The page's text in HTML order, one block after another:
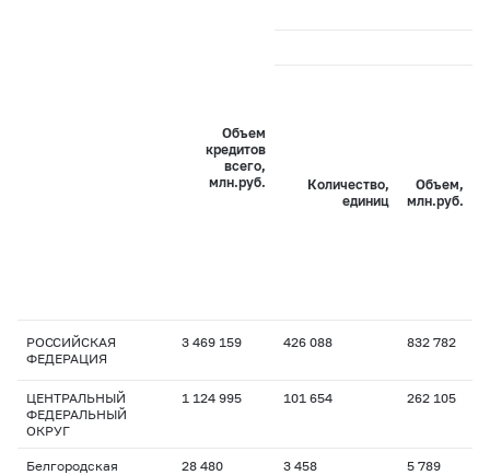
Объем
кредитов
всего,
млн.руб.
Количество,
единиц
Объем,
млн.руб.
РОССИЙСКАЯ
ФЕДЕРАЦИЯ
3 469 159 426 088 832 782
ЦЕНТРАЛЬНЫЙ
ФЕДЕРАЛЬНЫЙ
ОКРУГ
1 124 995 101 654 262 105
Белгородская
28 480 3 458 5 789